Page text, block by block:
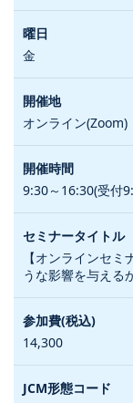
金
オンライン(Zoom)
9:30～16:30(受付
【オンラインセ
うな影響を与える
14,300